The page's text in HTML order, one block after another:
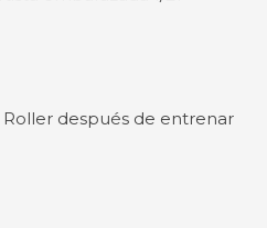
Roller después de entrenar